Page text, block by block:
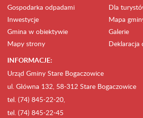
Gospodarka odpadami
Dla
Inwestycje
Mapa
Gmina w obiektywie
Galerie
Mapy strony
Deklaracja
INFORMACJE:
Urząd Gminy Stare Bogaczowice
ul. Główna 132, 58-312 Stare Bogaczowice
tel. (74) 845-22-20,
tel. (74) 845-22-45